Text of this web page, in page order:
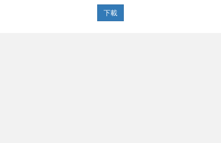
下載